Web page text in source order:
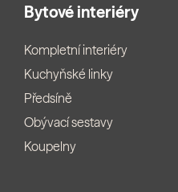
Bytové interiéry
Kompletní interiéry
Kuchyňské linky
Předsíně
Obývací sestavy
Koupelny